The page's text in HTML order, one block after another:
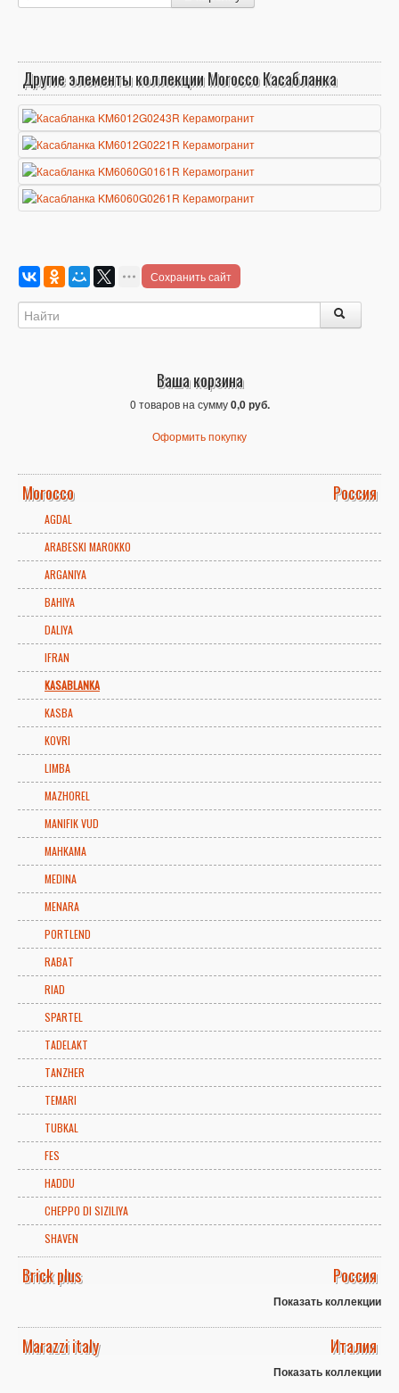
Другие элементы коллекции Morocco Касабланка
Сохранить сайт
Ваша корзина
0 товаров на сумму0,0 руб.
Оформить покупку
Morocco Россия
AGDAL
ARABESKI MAROKKO
ARGANIYA
BAHIYA
DALIYA
IFRAN
KASABLANKA
KASBA
KOVRI
LIMBA
MAZHOREL
MANIFIK VUD
MAHKAMA
MEDINA
MENARA
PORTLEND
RABAT
RIAD
SPARTEL
TADELAKT
TANZHER
TEMARI
TUBKAL
FES
HADDU
CHEPPO DI SIZILIYA
SHAVEN
Brick plus Россия
Показать коллекции
Marazzi italy Италия
Показать коллекции